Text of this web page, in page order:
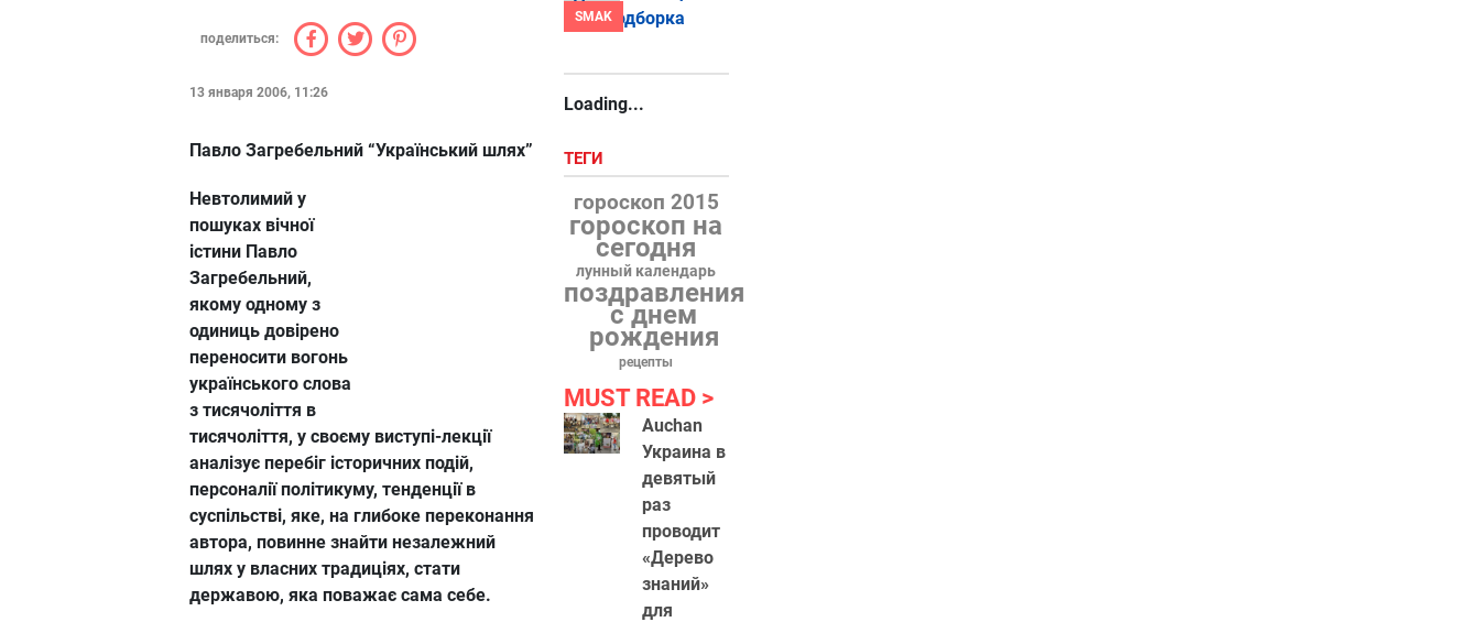
поделиться:
13 января 2006, 11:26
Павло Загребельний “Український шлях”
Невтолимий у
пошуках вічної
істини Павло
Загребельний,
якому одному з
одиниць довірено
переносити вогонь
українського слова
з тисячоліття в
тисячоліття, у своєму виступі-лекції
аналізує перебіг історичних подій,
персоналії політикуму, тенденції в
суспільстві, яке, на глибоке переконання
автора, повинне знайти незалежний
шлях у власних традиціях, стати
державою, яка поважає сама себе.
SMAK
Loading...
ТЕГИ
гороскоп 2015
гороскоп на
сегодня
лунный календарь
поздравления
с днем
рождения
рецепты
MUST READ
Auchan
Украина в
девятый
раз
проводит
«Дерево
знаний»
для